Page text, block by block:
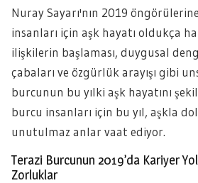
Nuray Sayarı'nın 2019
insanları için aşk hayatı oldukça
ilişkilerin başlaması, duygusal
çabaları ve özgürlük arayışı gibi
burcunun bu yılki aşk hayatını
burcu insanları için bu yıl, aşkla
unutulmaz anlar vaat ediyor.
Terazi Burcunun 2019’da Kariyer
Zorluklar